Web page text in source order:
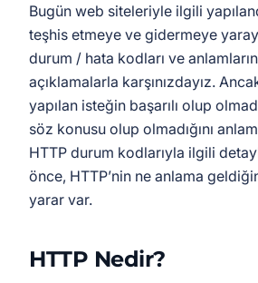
Bugün web siteleriyle ilgili
teşhis etmeye ve gidermeye
durum / hata kodları ve
açıklamalarla karşınızdayız.
yapılan isteğin başarılı olup
söz konusu olup olmadığını
HTTP durum kodlarıyla ilgili
önce, HTTP’nin ne anlama
yarar var.
HTTP Nedir?